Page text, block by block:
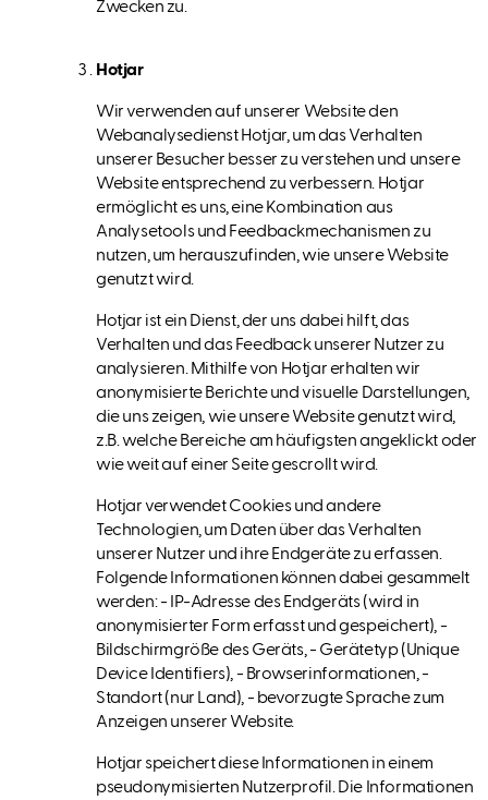
Zwecken zu.
Hotjar
Wir verwenden auf unserer Website den
Webanalysedienst Hotjar, um das Verhalten
unserer Besucher besser zu verstehen und unsere
Website entsprechend zu verbessern. Hotjar
ermöglicht es uns, eine Kombination aus
Analysetools und Feedbackmechanismen zu
nutzen, um herauszufinden, wie unsere Website
genutzt wird.
Hotjar ist ein Dienst, der uns dabei hilft, das
Verhalten und das Feedback unserer Nutzer zu
analysieren. Mithilfe von Hotjar erhalten wir
anonymisierte Berichte und visuelle Darstellungen,
die uns zeigen, wie unsere Website genutzt wird,
z.B. welche Bereiche am häufigsten angeklickt oder
wie weit auf einer Seite gescrollt wird.
Hotjar verwendet Cookies und andere
Technologien, um Daten über das Verhalten
unserer Nutzer und ihre Endgeräte zu erfassen.
Folgende Informationen können dabei gesammelt
werden: - IP-Adresse des Endgeräts (wird in
anonymisierter Form erfasst und gespeichert), -
Bildschirmgröße des Geräts, - Gerätetyp (Unique
Device Identifiers), - Browserinformationen, -
Standort (nur Land), - bevorzugte Sprache zum
Anzeigen unserer Website.
Hotjar speichert diese Informationen in einem
pseudonymisierten Nutzerprofil. Die Informationen